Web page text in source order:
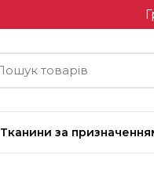
Тканини за